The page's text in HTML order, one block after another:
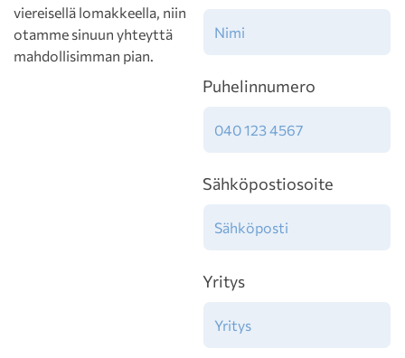
viereisellä lomakkeella, niin
otamme sinuun yhteyttä
mahdollisimman pian.
Puhelinnumero
Sähköpostiosoite
Yritys